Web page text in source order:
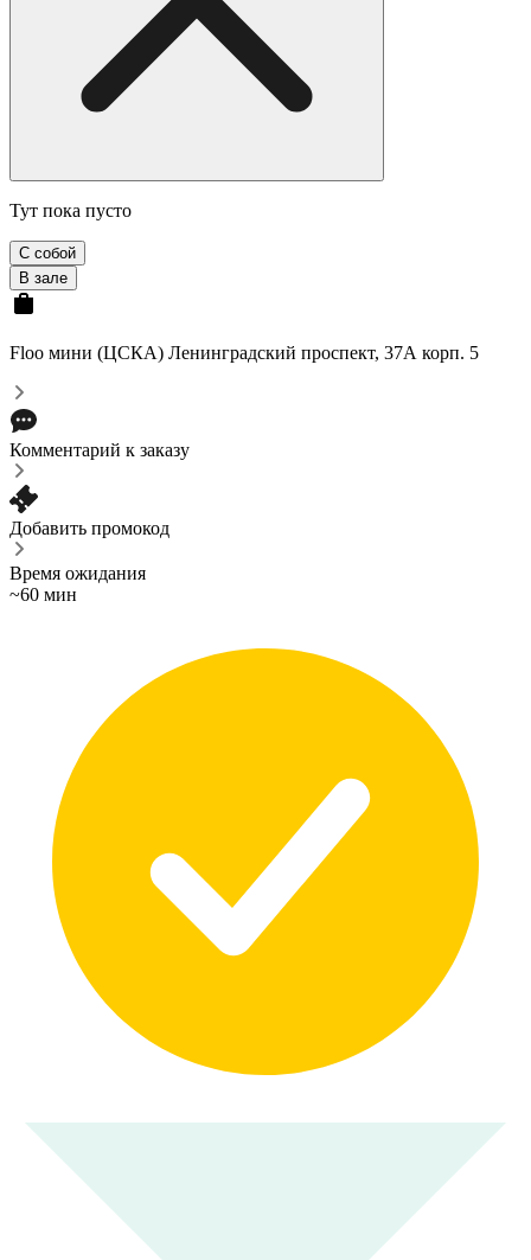
Тут пока пусто
С собой
В зале
Floo мини (ЦСКА) Ленинградский проспект, 37А корп. 5
Комментарий к заказу
Добавить промокод
Время ожидания
~60 мин